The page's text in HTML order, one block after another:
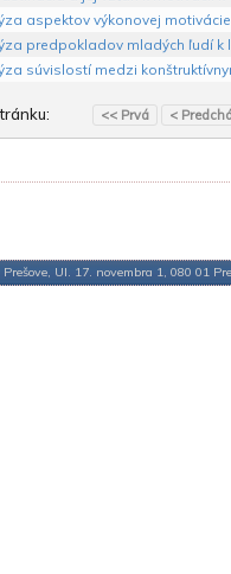
aspektov výkonovej
predpokladov mladých ľudí k
súvislostí medzi
<< Prvá <
Ul. 17. novembra 1, 080 01